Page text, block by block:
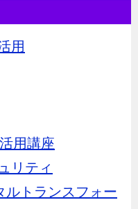
用
用講座
リティ
ルトランスフォー